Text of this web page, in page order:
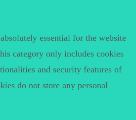
essential for the website
category only includes cookies
and security features of
do not store any personal